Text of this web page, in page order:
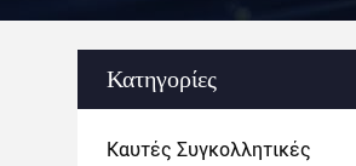
Κατηγορίες
Καυτές Συγκολλητικές